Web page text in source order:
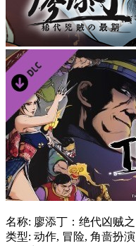
名称: 廖添丁：绝代凶贼之
类型: 动作, 冒险, 角啬扮演